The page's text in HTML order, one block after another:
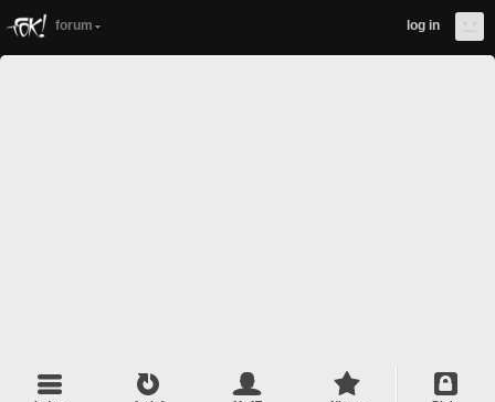
forum log in